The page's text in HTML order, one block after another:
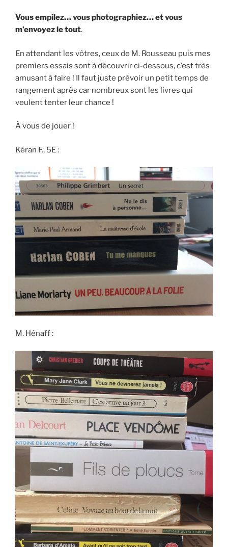
Vous empilez… vous photographiez… et vous
m’envoyez le tout.
En attendant les vôtres, ceux de M. Rousseau puis mes
premiers essais sont à découvrir ci-dessous, c’est très
amusant à faire ! Il faut juste prévoir un petit temps de
rangement après car nombreux sont les livres qui
veulent tenter leur chance !
À vous de jouer !
Kéran F., 5E :
M. Hénaff :